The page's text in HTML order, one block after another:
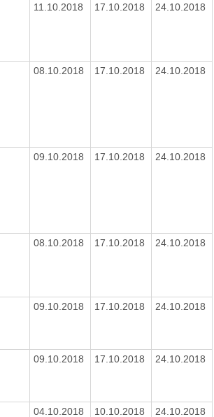
11.10.2018 17.10.2018 24.10.2018
08.10.2018 17.10.2018 24.10.2018
09.10.2018 17.10.2018 24.10.2018
08.10.2018 17.10.2018 24.10.2018
09.10.2018 17.10.2018 24.10.2018
09.10.2018 17.10.2018 24.10.2018
04.10.2018 10.10.2018 24.10.2018